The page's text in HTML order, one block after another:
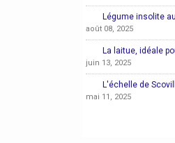
Légume insolite
août 08, 2025
La laitue, idéale
juin 13, 2025
L'échelle de
mai 11, 2025